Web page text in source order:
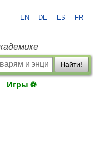
EN DE ES FR
Найти!
Игры ⚽